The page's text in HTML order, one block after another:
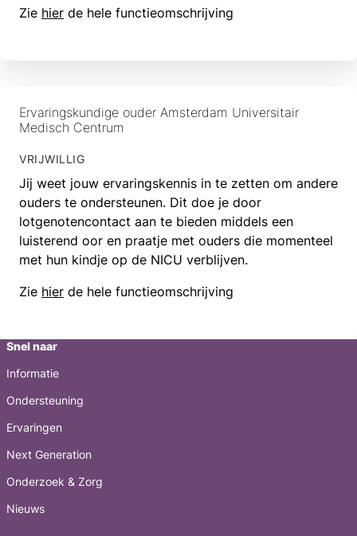
Zie hier de hele functieomschrijving
Ervaringskundige ouder Amsterdam Universitair
Medisch Centrum
VRIJWILLIG
Jij weet jouw ervaringskennis in te zetten om andere
ouders te ondersteunen. Dit doe je door
lotgenotencontact aan te bieden middels een
luisterend oor en praatje met ouders die momenteel
met hun kindje op de NICU verblijven.
Zie hier de hele functieomschrijving
Snel naar
Informatie
Ondersteuning
Ervaringen
Next Generation
Onderzoek & Zorg
Nieuws